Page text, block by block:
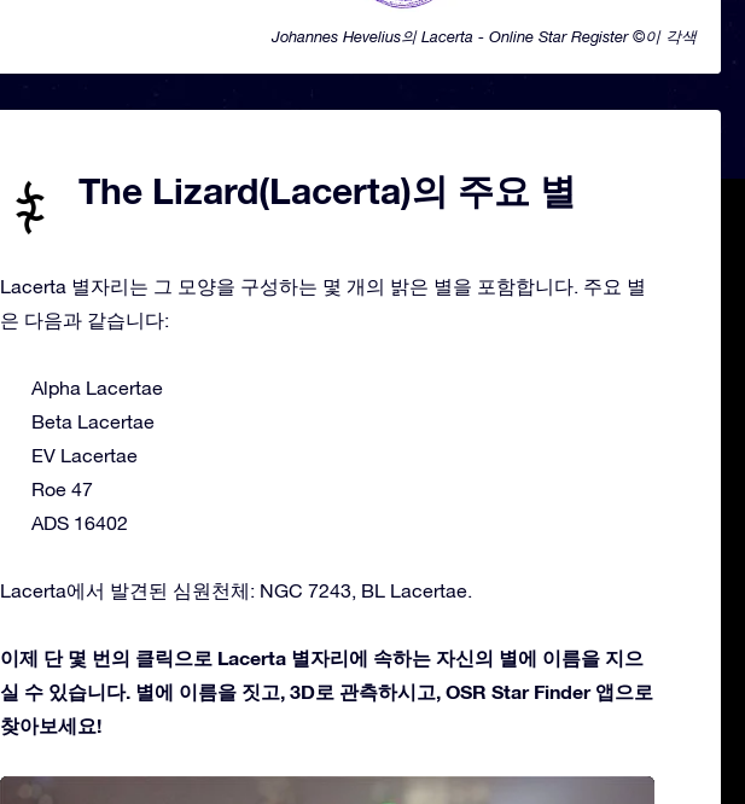
Johannes Hevelius의 Lacerta - Online Star Register ©이 각색
The Lizard(Lacerta)의 주요 별
Lacerta 별자리는 그 모양을 구성하는 몇 개의 밝은 별을 포함합니다. 주요 별
은 다음과 같습니다:
Alpha Lacertae
Beta Lacertae
EV Lacertae
Roe 47
ADS 16402
Lacerta에서 발견된 심원천체: NGC 7243, BL Lacertae.
이제 단 몇 번의 클릭으로 Lacerta 별자리에 속하는 자신의 별에 이름을 지으
실 수 있습니다. 별에 이름을 짓고, 3D로 관측하시고, OSR Star Finder 앱으로
찾아보세요!